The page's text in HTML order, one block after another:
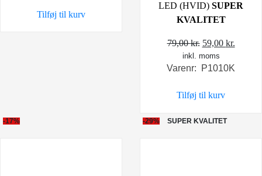
Tilføj til kurv
LED (HVID) SUPER
KVALITET
79,00kr. Den
oprindelige
pris
79,00 kr..
59,00 kr.
pris
inkl. moms
Varenr: P1010K
Tilføj til kurv
-17% -29% SUPER KVALITET